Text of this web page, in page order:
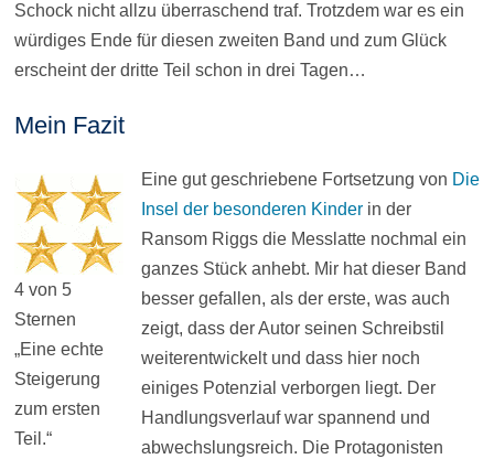
Schock nicht allzu überraschend traf. Trotzdem war es ein
würdiges Ende für diesen zweiten Band und zum Glück
erscheint der dritte Teil schon in drei Tagen…
Mein Fazit
4 von 5
Sternen
„Eine echte
Steigerung
zum ersten
Teil.“
Eine gut geschriebene Fortsetzung von Die
Insel der besonderen Kinderin der
Ransom Riggs die Messlatte nochmal ein
ganzes Stück anhebt. Mir hat dieser Band
besser gefallen, als der erste, was auch
zeigt, dass der Autor seinen Schreibstil
weiterentwickelt und dass hier noch
einiges Potenzial verborgen liegt. Der
Handlungsverlauf war spannend und
abwechslungsreich. Die Protagonisten